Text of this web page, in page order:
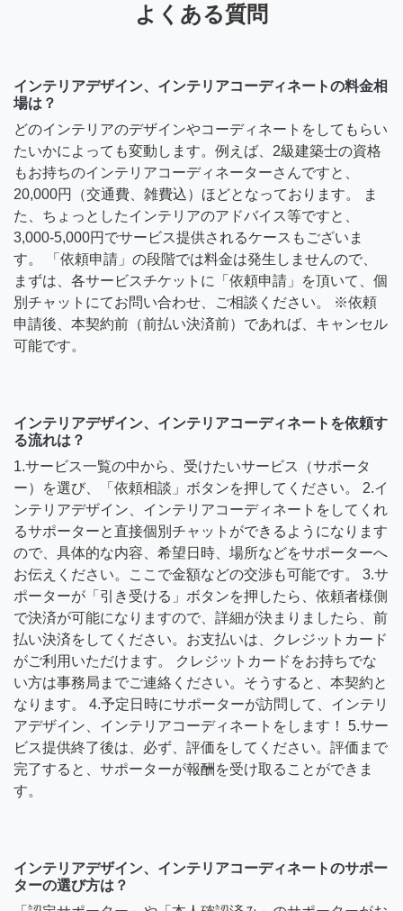
よくある質問
インテリアデザイン、インテリアコーディネートの料金相
場は？
どのインテリアのデザインやコーディネートをしてもらい
たいかによっても変動します。例えば、2級建築士の資格
もお持ちのインテリアコーディネーターさんですと、
20,000円（交通費、雑費込）ほどとなっております。 ま
た、ちょっとしたインテリアのアドバイス等ですと、
3,000-5,000円でサービス提供されるケースもございま
す。 「依頼申請」の段階では料金は発生しませんので、
まずは、各サービスチケットに「依頼申請」を頂いて、個
別チャットにてお問い合わせ、ご相談ください。 ※依頼
申請後、本契約前（前払い決済前）であれば、キャンセル
可能です。
インテリアデザイン、インテリアコーディネートを依頼す
る流れは？
1.サービス一覧の中から、受けたいサービス（サポータ
ー）を選び、「依頼相談」ボタンを押してください。 2.イ
ンテリアデザイン、インテリアコーディネートをしてくれ
るサポーターと直接個別チャットができるようになります
ので、具体的な内容、希望日時、場所などをサポーターへ
お伝えください。ここで金額などの交渉も可能です。 3.サ
ポーターが「引き受ける」ボタンを押したら、依頼者様側
で決済が可能になりますので、詳細が決まりましたら、前
払い決済をしてください。お支払いは、クレジットカード
がご利用いただけます。 クレジットカードをお持ちでな
い方は事務局までご連絡ください。そうすると、本契約と
なります。 4.予定日時にサポーターが訪問して、インテリ
アデザイン、インテリアコーディネートをします！ 5.サー
ビス提供終了後は、必ず、評価をしてください。評価まで
完了すると、サポーターが報酬を受け取ることができま
す。
インテリアデザイン、インテリアコーディネートのサポー
ターの選び方は？